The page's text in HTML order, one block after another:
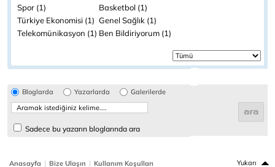
Spor (1)
Basketbol (1)
Türkiye Ekonomisi (1) Genel Sağlık (1)
Telekomünikasyon (1) Ben Bildiriyorum (1)
Bloglarda Yazarlarda Galerilerde
Sadece bu yazarın bloglarında ara
Anasayfa | Bize Ulaşın | Kullanım Koşulları Yukarı